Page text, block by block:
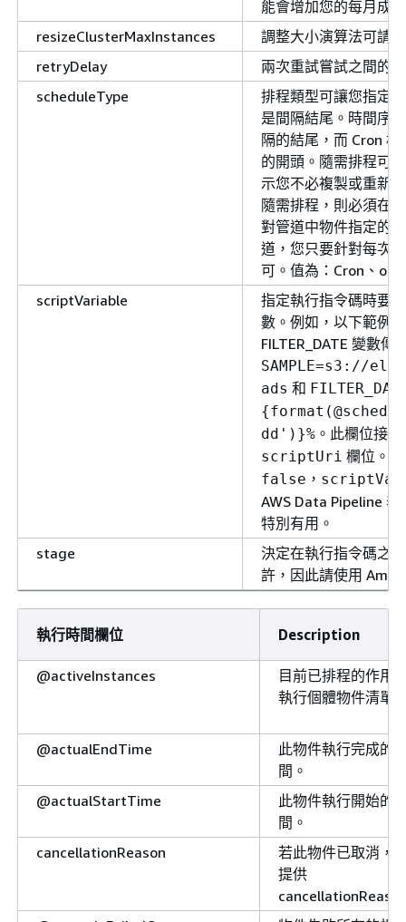
能會增加您的每月成
resizeClusterMaxInstances
調整大小演算法可請
retryDelay
兩次重試嘗試之間的
scheduleType
排程類型可讓您指定
是間隔結尾。時間序
隔的結尾，而 Cron
的開頭。隨需排程可
示您不必複製或重新
隨需排程，則必須在
對管道中物件指定的
道，您只要針對每次
可。值為：Cron、
scriptVariable
指定執行指令碼時要
數。例如，以下範例
FILTER_DATE 變數傳
SAMPLE=s3://
ads 和
{
dd')}% 。此欄位接
scriptUri 欄位。
false ，
AWS Data Pipeline
特別有用。
stage
決定在執行指令碼之
許，因此請使用
執行時間欄位 Description
@activeInstances
目前已排程的作用
執行個體物件清單
@actualEndTime
此物件執行完成的
間。
@actualStartTime
此物件執行開始的
間。
cancellationReason
若此物件已取消，
提供